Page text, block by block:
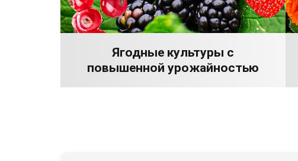
Ягодные культуры с
повышенной урожайностью